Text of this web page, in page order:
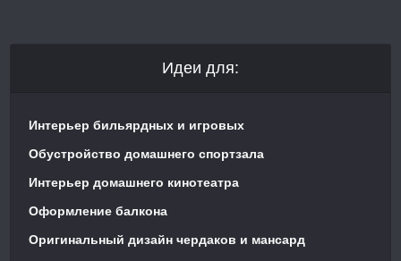
Идеи для:
Интерьер бильярдных и игровых
Обустройство домашнего спортзала
Интерьер домашнего кинотеатра
Оформление балкона
Оригинальный дизайн чердаков и мансард